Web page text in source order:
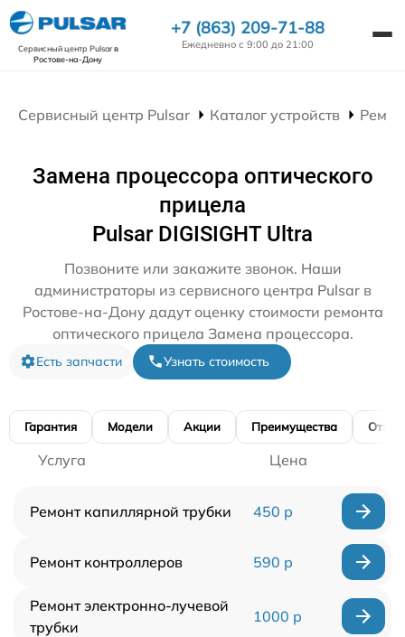
Сервисный центр Pulsarв
Ростове-на-Дону
+7 (863) 209-71-88
Ежедневно с 9:00 до 21:00
Сервисный центр Pulsar Каталог устройств
Замена процессора оптического
прицела
Pulsar DIGISIGHT Ultra
Позвоните или закажите звонок. Наши
администраторы из сервисного центра Pulsar в
Ростове-на-Дону дадут оценку стоимости ремонта
оптического прицела Замена процессора.
Есть запчасти Узнать стоимость
Гарантия Модели Акции Преимущества
Услуга Цена
Ремонт капиллярной трубки 450 р
Ремонт контроллеров 590 р
Ремонт электронно-лучевой
трубки
1000 р